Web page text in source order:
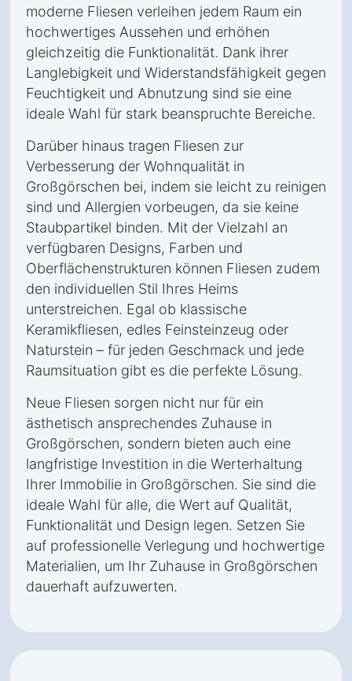
moderne Fliesen verleihen jedem Raum ein
hochwertiges Aussehen und erhöhen
gleichzeitig die Funktionalität. Dank ihrer
Langlebigkeit und Widerstandsfähigkeit gegen
Feuchtigkeit und Abnutzung sind sie eine
ideale Wahl für stark beanspruchte Bereiche.
Darüber hinaus tragen Fliesen zur
Verbesserung der Wohnqualität in
Großgörschen bei, indem sie leicht zu reinigen
sind und Allergien vorbeugen, da sie keine
Staubpartikel binden. Mit der Vielzahl an
verfügbaren Designs, Farben und
Oberflächenstrukturen können Fliesen zudem
den individuellen Stil Ihres Heims
unterstreichen. Egal ob klassische
Keramikfliesen, edles Feinsteinzeug oder
Naturstein – für jeden Geschmack und jede
Raumsituation gibt es die perfekte Lösung.
Neue Fliesen sorgen nicht nur für ein
ästhetisch ansprechendes Zuhause in
Großgörschen, sondern bieten auch eine
langfristige Investition in die Werterhaltung
Ihrer Immobilie in Großgörschen. Sie sind die
ideale Wahl für alle, die Wert auf Qualität,
Funktionalität und Design legen. Setzen Sie
auf professionelle Verlegung und hochwertige
Materialien, um Ihr Zuhause in Großgörschen
dauerhaft aufzuwerten.